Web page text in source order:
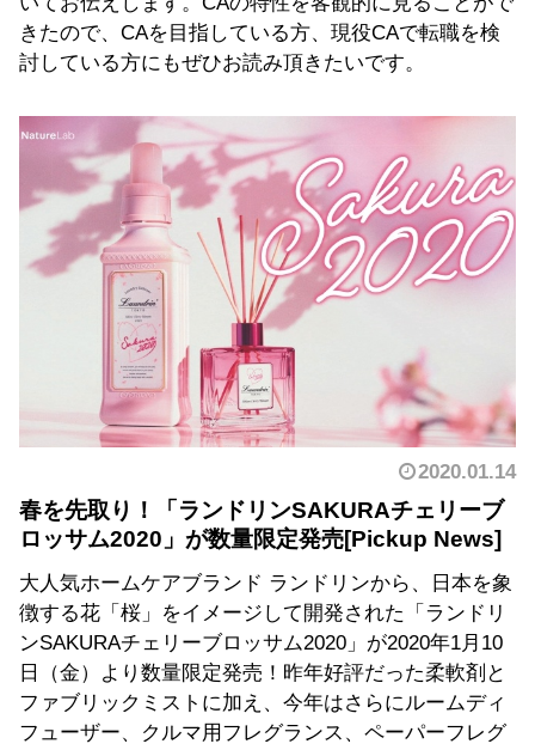
きたので、CAを目指している方、現役CAで転職を検
討している方にもぜひお読み頂きたいです。
2020.01.14
春を先取り！「ランドリンSAKURAチェリーブ
ロッサム2020」が数量限定発売
大人気ホームケアブランド ランドリンから、日本を象
徴する花「桜」をイメージして開発された「ランドリ
ンSAKURAチェリーブロッサム2020」が2020年1月10
日（金）より数量限定発売！昨年好評だった柔軟剤と
ファブリックミストに加え、今年はさらにルームディ
フューザー、クルマ用フレグランス、ペーパーフレグ